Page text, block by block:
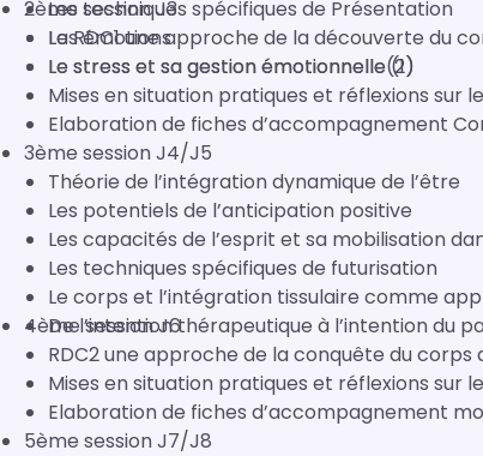
Les techniques spécifiques de Présentation
Les émotions
Le stress et sa gestion émotionnelle (1)
2ème session J3
La RDC1 une approche de la découverte du
Le stress et sa gestion émotionnelle(2)
Mises en situation pratiques et réflexions sur
Elaboration de fiches d’accompagnement
3ème session J4/J5
Théorie de l’intégration dynamique de l’être
Les potentiels de l’anticipation positive
Les capacités de l’esprit et sa mobilisation
Les techniques spécifiques de futurisation
Le corps et l’intégration tissulaire comme
De l’intention thérapeutique à l’intention du
4ème session J6
RDC2 une approche de la conquête du corps
Mises en situation pratiques et réflexions sur
Elaboration de fiches d’accompagnement
5ème session J7/J8